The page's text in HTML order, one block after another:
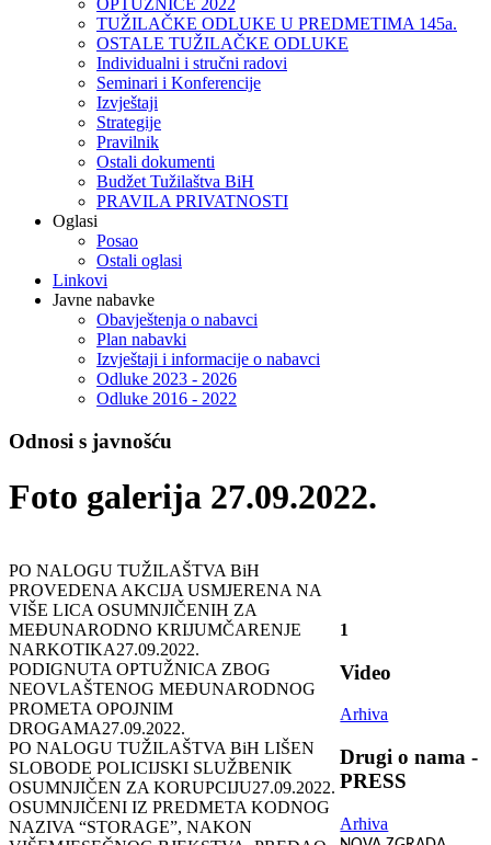
OPTUŽNICE 2022
TUŽILAČKE ODLUKE U PREDMETIMA 145a.
OSTALE TUŽILAČKE ODLUKE
Individualni i stručni radovi
Seminari i Konferencije
Izvještaji
Strategije
Pravilnik
Ostali dokumenti
Budžet Tužilaštva BiH
PRAVILA PRIVATNOSTI
Oglasi
Posao
Ostali oglasi
Linkovi
Javne nabavke
Obavještenja o nabavci
Plan nabavki
Izvještaji i informacije o nabavci
Odluke 2023 - 2026
Odluke 2016 - 2022
Odnosi s javnošću
Foto galerija 27.09.2022.
PO NALOGU TUŽILAŠTVA BiH
PROVEDENA AKCIJA USMJERENA NA
VIŠE LICA OSUMNJIČENIH ZA
MEĐUNARODNO KRIJUMČARENJE
NARKOTIKA27.09.2022.
PODIGNUTA OPTUŽNICA ZBOG
NEOVLAŠTENOG MEĐUNARODNOG
PROMETA OPOJNIM
DROGAMA27.09.2022.
PO NALOGU TUŽILAŠTVA BiH LIŠEN
SLOBODE POLICIJSKI SLUŽBENIK
OSUMNJIČEN ZA KORUPCIJU27.09.2022.
OSUMNJIČENI IZ PREDMETA KODNOG
NAZIVA “STORAGE”, NAKON
1
Video
Arhiva
Drugi o nama -
PRESS
Arhiva